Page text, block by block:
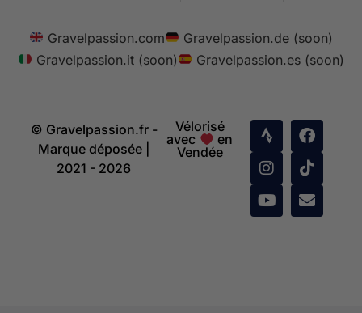
Gravelpassion.com
Gravelpassion.de (soon)
Gravelpassion.it (soon)
Gravelpassion.es (soon)
© Gravelpassion.fr -
Marque déposée |
2021 - 2026
Vélorisé
avec
en
Vendée